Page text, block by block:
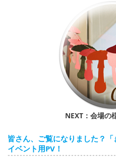
NEXT：会場の
皆さん、ご覧になりました？
イベント用PV！